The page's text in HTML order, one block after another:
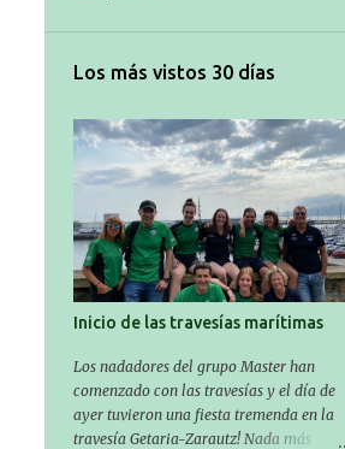
abril 2025
febrero 2025
11
enero 2025
11
diciembre 2024
7
noviembre 2024
7
octubre 2024
septiembre 2024
agosto 2024
julio 2024
Los más vistos 30 días
Inicio de las travesías marítimas
Los nadadores del grupo Master han
comenzado con las travesías y el día de
ayer tuvieron una fiesta tremenda en la
travesía Getaria-Zarautz! Nada más